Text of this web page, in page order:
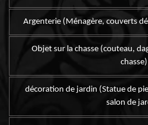
Argenterie (Ménagère, couverts
Objet sur la chasse (couteau,
chasse)
décoration de jardin (Statue de
salon de